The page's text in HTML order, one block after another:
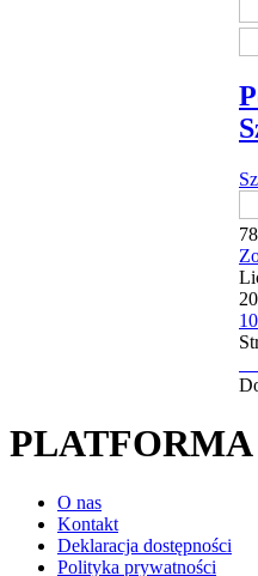
20
10
O nas
Kontakt
Deklaracja dostępności
Polityka prywatności